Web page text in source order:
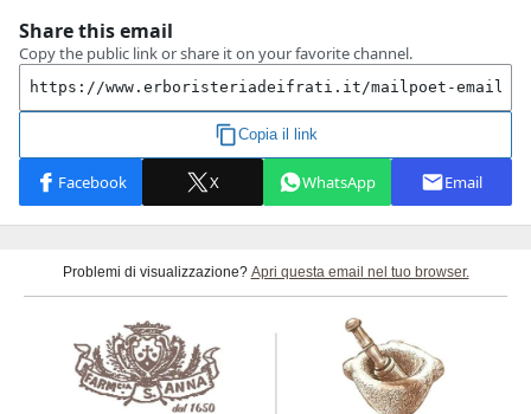
Problemi di visualizzazione? Apri questa email nel tuo browser.